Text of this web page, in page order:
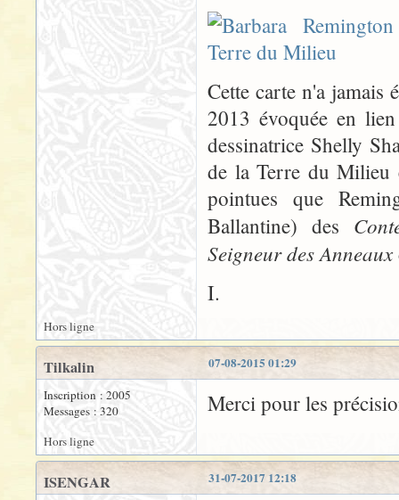
Cette carte n'a jamais
2013 évoquée en
dessinatrice Shelly
de la Terre du Milieu
pointues que
Ballantine) des
Seigneur des Anneaux
I.
Hors ligne
07-08-2015 01:29
Tilkalin
Inscription : 2005
Messages : 320
Merci pour les
Hors ligne
31-07-2017 12:18
ISENGAR